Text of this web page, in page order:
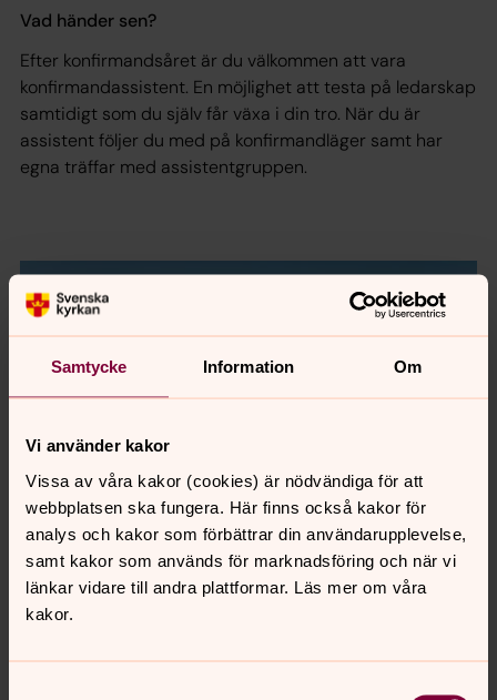
Samtycke Information Om
Vi använder kakor
Vissa av våra kakor (cookies) är nödvändiga för att
webbplatsen ska fungera. Här finns också kakor för
analys och kakor som förbättrar din användarupplevelse,
samt kakor som används för marknadsföring och när vi
länkar vidare till andra plattformar. Läs mer om våra
kakor.
Vad händer sen?
Efter konfirmandsåret är du välkommen att vara
konfirmandassistent. En möjlighet att testa på ledarskap
samtidigt som du själv får växa i din tro. När du är
assistent följer du med på konfirmandläger samt har
egna träffar med assistentgruppen.
Foto: Alex Ikon